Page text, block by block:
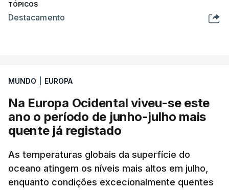
TÓPICOS
Destacamento
MUNDO EUROPA
Na Europa Ocidental viveu-se este
ano o período de junho-julho mais
quente já registado
As temperaturas globais da superfície do
oceano atingem os níveis mais altos em julho,
enquanto condições excecionalmente quentes